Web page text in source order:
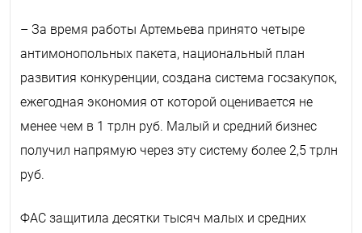
– За время работы Артемьева принято четыре
антимонопольных пакета, национальный план
развития конкуренции, создана система госзакупок,
ежегодная экономия от которой оценивается не
менее чем в 1 трлн руб. Малый и средний бизнес
получил напрямую через эту систему более 2,5 трлн
руб.
ФАС защитила десятки тысяч малых и средних